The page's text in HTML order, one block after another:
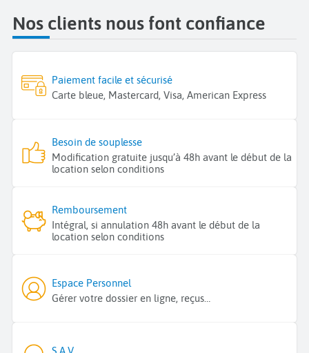
Nos clients nous font confiance
Paiement facile et sécurisé
Carte bleue, Mastercard, Visa, American Express
Besoin de souplesse
Modification gratuite jusqu’à 48h avant le début de la
location selon conditions
Remboursement
Intégral, si annulation 48h avant le début de la
location selon conditions
Espace Personnel
Gérer votre dossier en ligne, reçus…